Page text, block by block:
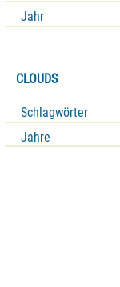
Jahr
CLOUDS
Schlagwörter
Jahre